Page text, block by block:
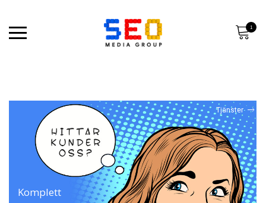
Bästa SEO – Bästa sökmotoroptimering – SEO Media Group Sverige 1
Komplett
Tjänster